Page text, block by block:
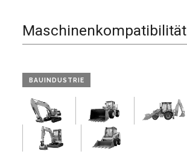
Maschinenkompatibilität
BAUINDUSTRIE